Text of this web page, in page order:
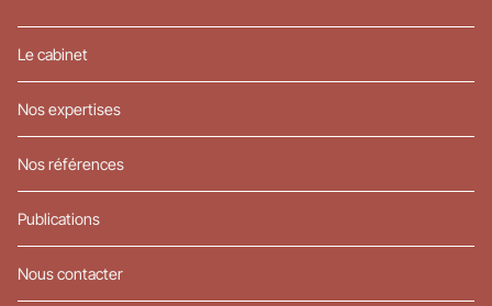
Le cabinet
Nos expertises
Nos références
Publications
Nous contacter